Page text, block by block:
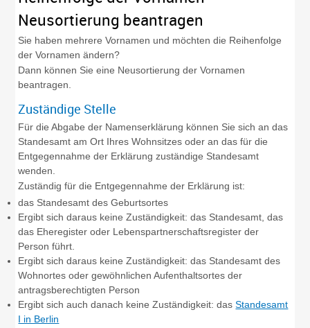
Neusortierung beantragen
Sie haben mehrere Vornamen und möchten die Reihenfolge
der Vornamen ändern?
Dann können Sie eine Neusortierung der Vornamen
beantragen.
Zuständige Stelle
Für die Abgabe der Namenserklärung können Sie sich an das
Standesamt am Ort Ihres Wohnsitzes oder an das für die
Entgegennahme der Erklärung zuständige Standesamt
wenden.
Zuständig für die Entgegennahme der Erklärung ist:
das Standesamt des Geburtsortes
Ergibt sich daraus keine Zuständigkeit: das Standesamt, das
das Eheregister oder Lebenspartnerschaftsregister der
Person führt.
Ergibt sich daraus keine Zuständigkeit: das Standesamt des
Wohnortes oder gewöhnlichen Aufenthaltsortes der
antragsberechtigten Person
Ergibt sich auch danach keine Zuständigkeit: dasStandesamt
I in Berlin